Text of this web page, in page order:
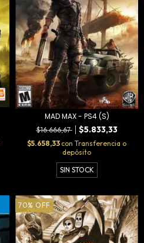
MAD MAX - PS4 (S)
$16.666,67 $5.833,33
$5.658,33 con Transferencia o
depósito
SIN STOCK
70% OFF